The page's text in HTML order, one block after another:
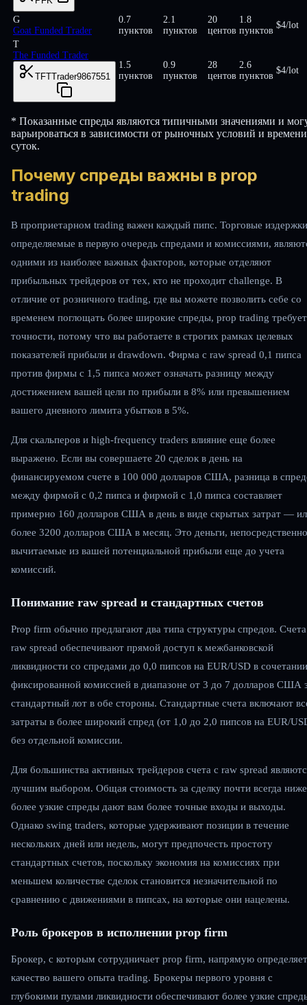
G
Goat Funded Trader
0.7
пунктов
2.1
пунктов
20
центов
1.8
пунктов
$4/lot
T
The Funded Trader
TFTTrader9867551
1.5
пунктов
0.9
пунктов
28
центов
2.6
пунктов
$4/lot
* Показанные спреды являются типичными значениями и
варьироваться в зависимости от рыночных условий и времени
суток.
Почему спреды важны в prop
trading
В проприетарном trading важен каждый пипс. Торговые
определяемые в первую очередь спредами и комиссиями,
одними из наиболее важных факторов, которые отделяют
прибыльных трейдеров от тех, кто не проходит challenge. В
отличие от розничного trading, где вы можете позволить себе со
временем поглощать более широкие спреды, prop trading требует
точности, потому что вы работаете в строгих рамках целевых
показателей прибыли и drawdown. Фирма с raw spread 0,1 пипса
против фирмы с 1,5 пипса может означать разницу между
достижением вашей цели по прибыли в 8% или превышением
вашего дневного лимита убытков в 5%.
Для скальперов и high-frequency traders влияние еще более
выражено. Если вы совершаете 20 сделок в день на
финансируемом счете в 100 000 долларов США, разница в
между фирмой с 0,2 пипса и фирмой с 1,0 пипса составляет
примерно 160 долларов США в день в виде скрытых затрат —
более 3200 долларов США в месяц. Это деньги, непосредственно
вычитаемые из вашей потенциальной прибыли еще до учета
комиссий.
Понимание raw spread и стандартных счетов
Prop firm обычно предлагают два типа структуры спредов.
raw spread обеспечивают прямой доступ к межбанковской
ликвидности со спредами до 0,0 пипсов на EUR/USD в
фиксированной комиссией в диапазоне от 3 до 7 долларов США
стандартный лот в обе стороны. Стандартные счета включают
затраты в более широкий спред (от 1,0 до 2,0 пипсов на EUR/
без отдельной комиссии.
Для большинства активных трейдеров счета с raw spread
лучшим выбором. Общая стоимость за сделку почти всегда
более узкие спреды дают вам более точные входы и выходы.
Однако swing traders, которые удерживают позиции в течение
нескольких дней или недель, могут предпочесть простоту
стандартных счетов, поскольку экономия на комиссиях при
меньшем количестве сделок становится незначительной по
сравнению с движениями в пипсах, на которые они нацелены.
Роль брокеров в исполнении prop firm
Брокер, с которым сотрудничает prop firm, напрямую определяет
качество вашего опыта trading. Брокеры первого уровня с
глубокими пулами ликвидности обеспечивают более узкие